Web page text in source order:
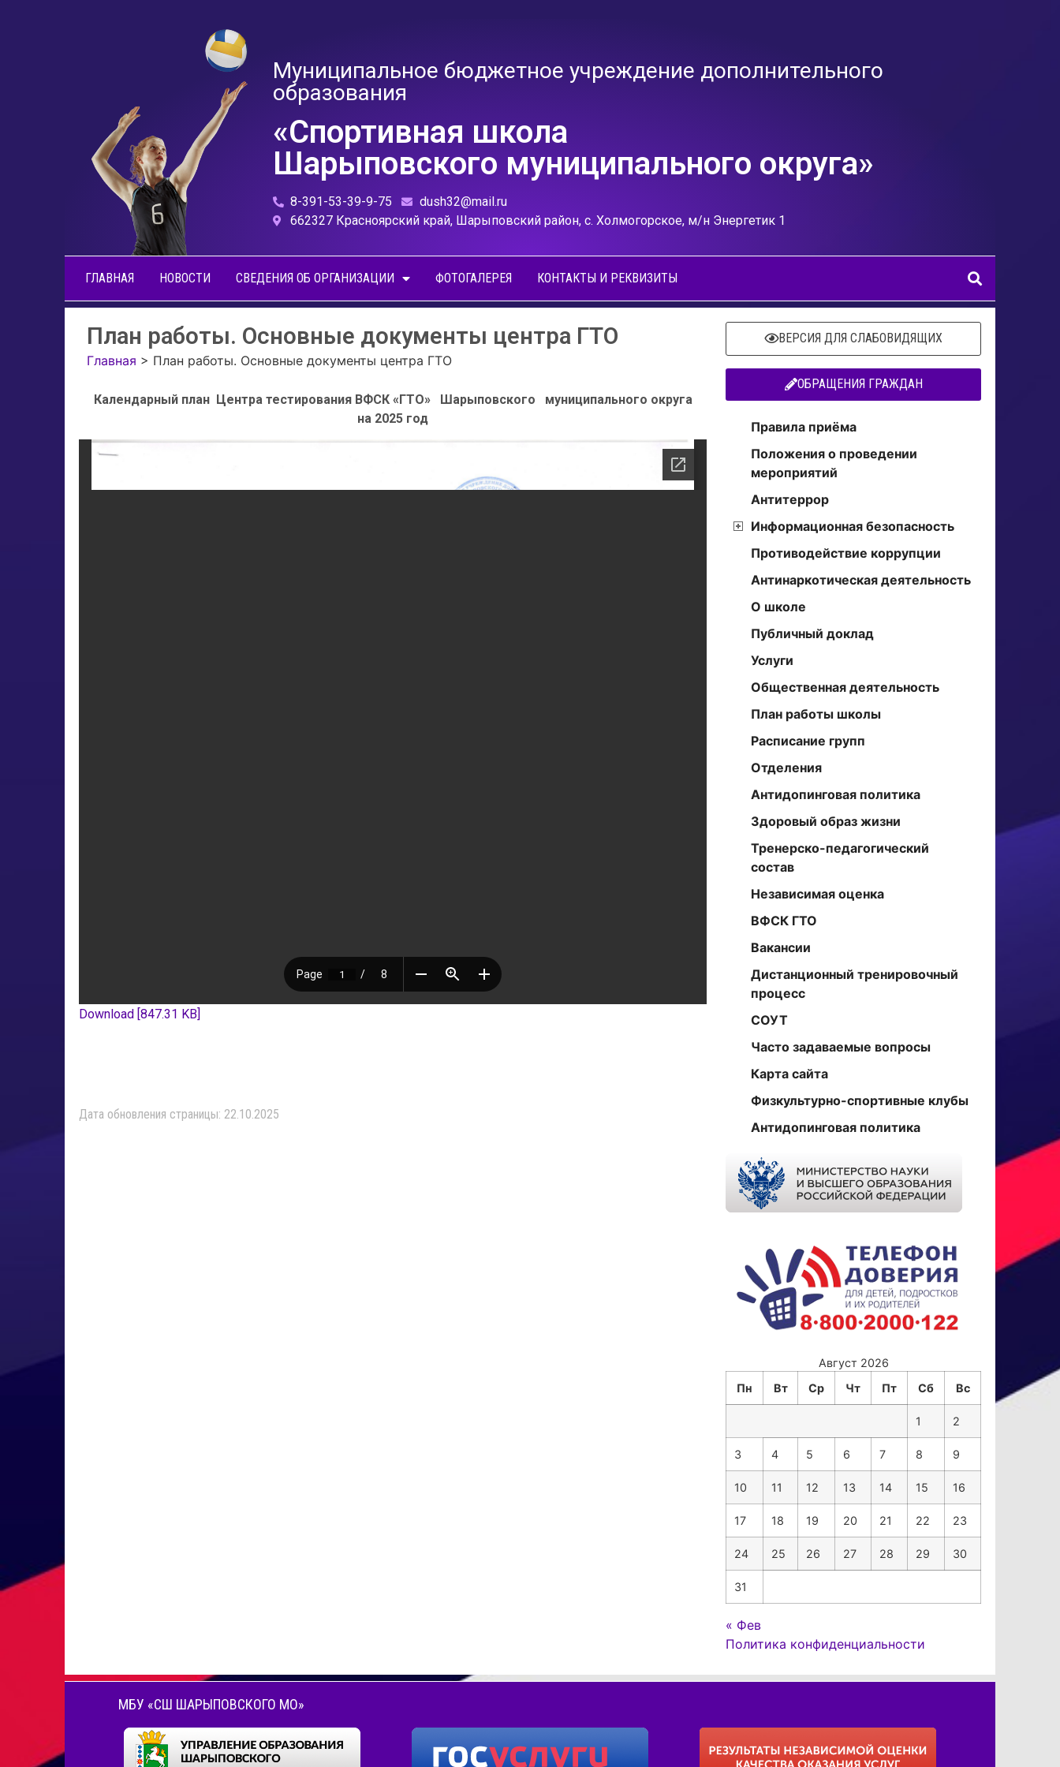
Муниципальное бюджетное учреждение дополнительного
образования
«Спортивная школа
Шарыповского муниципального округа»
8-391-53-39-9-75
dush32@mail.ru
662327 Красноярский край, Шарыповский район, с. Холмогорское, м/н Энергетик 1
ГЛАВНАЯ НОВОСТИ СВЕДЕНИЯ ОБ ОРГАНИЗАЦИИ ФОТОГАЛЕРЕЯ КОНТАКТЫ И РЕКВИЗИТЫ
План работы. Основные документы центра ГТО
Главная > План работы. Основные документы центра ГТО
Календарный план Центра тестирования ВФСК «ГТО» Шарыповского муниципального округа
на 2025 год
Download [847.31 KB]
Дата обновления страницы: 22.10.2025
ВЕРСИЯ ДЛЯ СЛАБОВИДЯЩИХ
ОБРАЩЕНИЯ ГРАЖДАН
Правила приёма
Положения о проведении
мероприятий
Антитеррор
Информационная безопасность
Противодействие коррупции
Антинаркотическая деятельность
О школе
Публичный доклад
Услуги
Общественная деятельность
План работы школы
Расписание групп
Отделения
Антидопинговая политика
Здоровый образ жизни
Тренерско-педагогический
состав
Независимая оценка
ВФСК ГТО
Вакансии
Дистанционный тренировочный
процесс
СОУТ
Часто задаваемые вопросы
Карта сайта
Физкультурно-спортивные клубы
Антидопинговая политика
Август 2026
Пн
Вт Ср Чт Пт Сб Вс
1 2
3 4 5 6 7 8 9
10 11 12 13 14 15 16
17 18 19 20 21 22 23
24 25 26 27 28 29 30
31
« Фев
Политика конфиденциальности
МБУ «СШ ШАРЫПОВСКОГО МО»